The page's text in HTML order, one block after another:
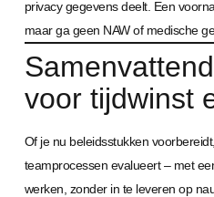
privacy gegevens deelt. Een
maar ga geen NAW of medische
voor tijdwinst
Of je nu beleidsstukken
teamprocessen evalueert – met
werken, zonder in te leveren op